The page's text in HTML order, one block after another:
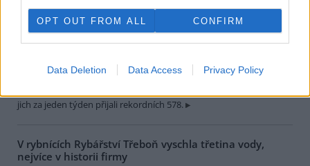
OPT OUT FROM ALL CONFIRM
Data Deletion Data Access Privacy Policy
teplotám pracovníci pražské
záchranné stanice pro volně
žijící živočichy přijímají více
dehydratovaná a vysílená mláďata ptáků nebo veverek. ČTK to
sdělila mluvčí stanice Petra Fišerová. Během současné vlny veder
jich za jeden týden přijali rekordních 578.
V rybnících Rybářství Třeboň vyschla třetina vody,
nejvíce v historii firmy